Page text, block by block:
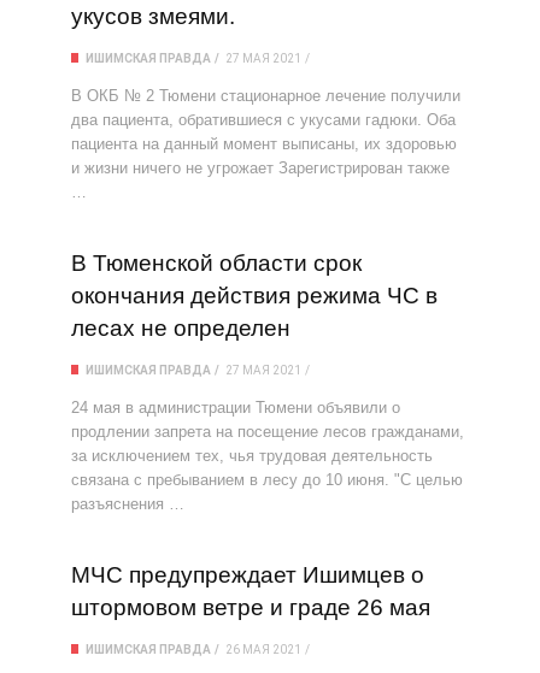
укусов змеями.
ИШИМСКАЯ ПРАВДА 27 МАЯ 2021
В ОКБ № 2 Тюмени стационарное лечение получили
два пациента, обратившиеся с укусами гадюки. Оба
пациента на данный момент выписаны, их здоровью
и жизни ничего не угрожает Зарегистрирован также
…
В Тюменской области срок
окончания действия режима ЧС в
лесах не определен
ИШИМСКАЯ ПРАВДА 27 МАЯ 2021
24 мая в администрации Тюмени объявили о
продлении запрета на посещение лесов гражданами,
за исключением тех, чья трудовая деятельность
связана с пребыванием в лесу до 10 июня. "С целью
разъяснения …
МЧС предупреждает Ишимцев о
штормовом ветре и граде 26 мая
ИШИМСКАЯ ПРАВДА 26 МАЯ 2021